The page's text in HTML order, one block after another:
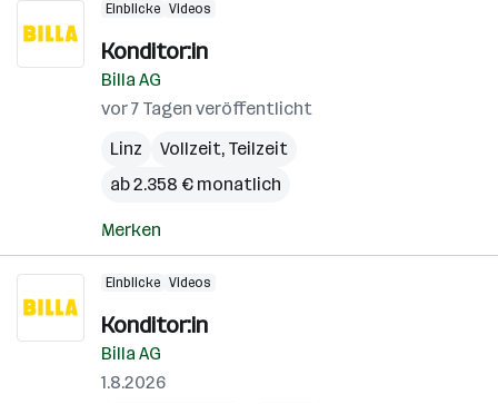
Einblicke Videos
Konditor:in
Billa AG
vor 7 Tagen veröffentlicht
Linz
Vollzeit, Teilzeit
ab 2.358 € monatlich
Merken
Einblicke Videos
Konditor:in
Billa AG
1.8.2026